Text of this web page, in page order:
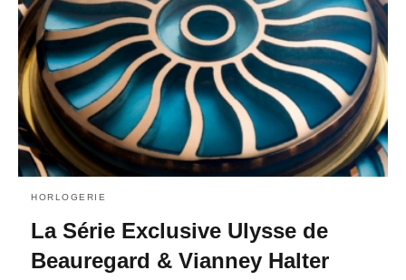
HORLOGERIE
La Série Exclusive Ulysse de
Beauregard & Vianney Halter